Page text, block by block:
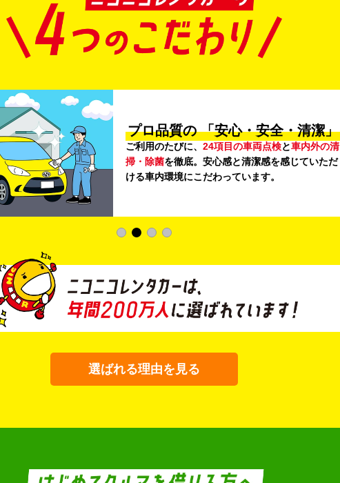
プロ品質の 「安心・安全・清潔」
ご利用のたびに、 24項目の車両点検と車内外の清
掃・除菌を徹底。安心感と清潔感を感じていただ
ける車内環境にこだわっています。
選ばれる理由を見る